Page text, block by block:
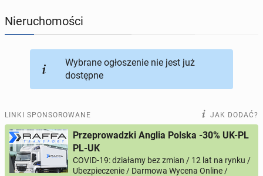
KUPIĘ & SPRZEDAM
Nieruchomości
Wybrane ogłoszenie nie jest już
dostępne
LINKI SPONSOROWANE JAK DODAĆ?
Przeprowadzki Anglia Polska -30% UK-PL
PL-UK
COVID-19: działamy bez zmian / 12 lat na rynku /
Ubezpieczenie / Darmowa Wycena Online /